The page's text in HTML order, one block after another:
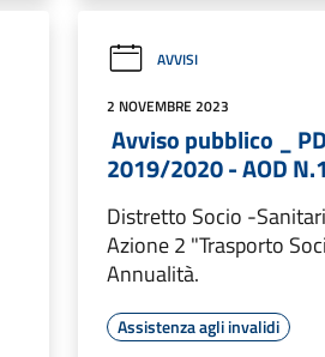
AVVISI
2 NOVEMBRE 2023
Avviso pubblico _
2019/2020 - AOD N.1
Distretto Socio -
Azione 2 "Trasporto
Annualità.
Assistenza agli invalidi